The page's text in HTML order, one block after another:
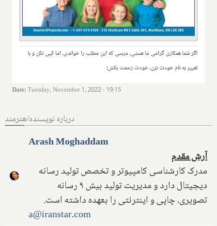
اگر شما همکاری گرامی ما هستی، مرسی که این مطلب را خواندی، اما کپی نکن و با
تغییر به نام خودت نزن، خودت زحمت بکش!
Date:Tuesday, November 1, 2022 - 19:15
درباره نویسنده/هنرمند
Arash Moghaddam
آرش مقدم
مدرک کارشناسی کامپیوتر و تخصص تولید رسانه
دیجیتال دارد و مدیریت تولید بیش ۹ رسانه
تصویری، چاپی و اینترنتی را بعهده داشته است.
a@iranstar.com